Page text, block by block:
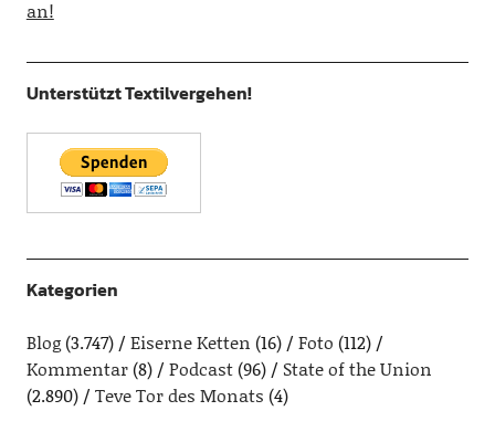
an!
Unterstützt Textilvergehen!
Kategorien
Blog(3.747) Eiserne Ketten (16) Foto (112)
Kommentar(8) Podcast(96)
State of the Union
(2.890)
Teve Tor des Monats (4)